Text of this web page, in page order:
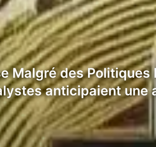
Malgré des
anticipaient une